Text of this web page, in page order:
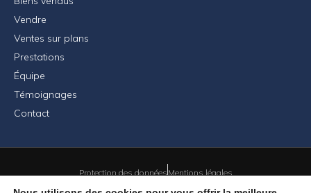
Vendre
Ventes sur plans
Prestations
Équipe
Témoignages
Contact
Protection des données Mentions légales